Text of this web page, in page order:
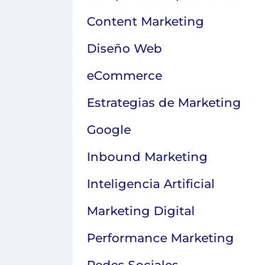
Content Marketing
Diseño Web
eCommerce
Estrategias de Marketing
Google
Inbound Marketing
Inteligencia Artificial
Marketing Digital
Performance Marketing